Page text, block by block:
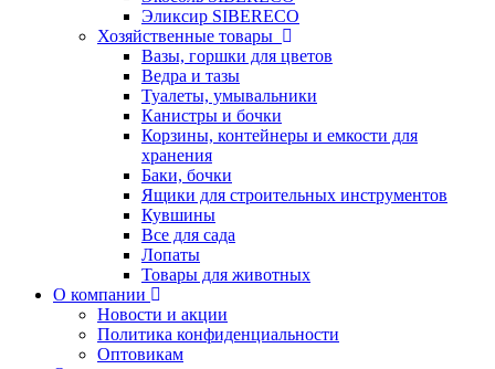
Эликсир SIBERECO
Хозяйственные товары
Вазы, горшки для цветов
Ведра и тазы
Туалеты, умывальники
Канистры и бочки
Корзины, контейнеры и емкости для
хранения
Баки, бочки
Ящики для строительных инструментов
Кувшины
Все для сада
Лопаты
Товары для животных
О компании
Новости и акции
Политика конфиденциальности
Оптовикам